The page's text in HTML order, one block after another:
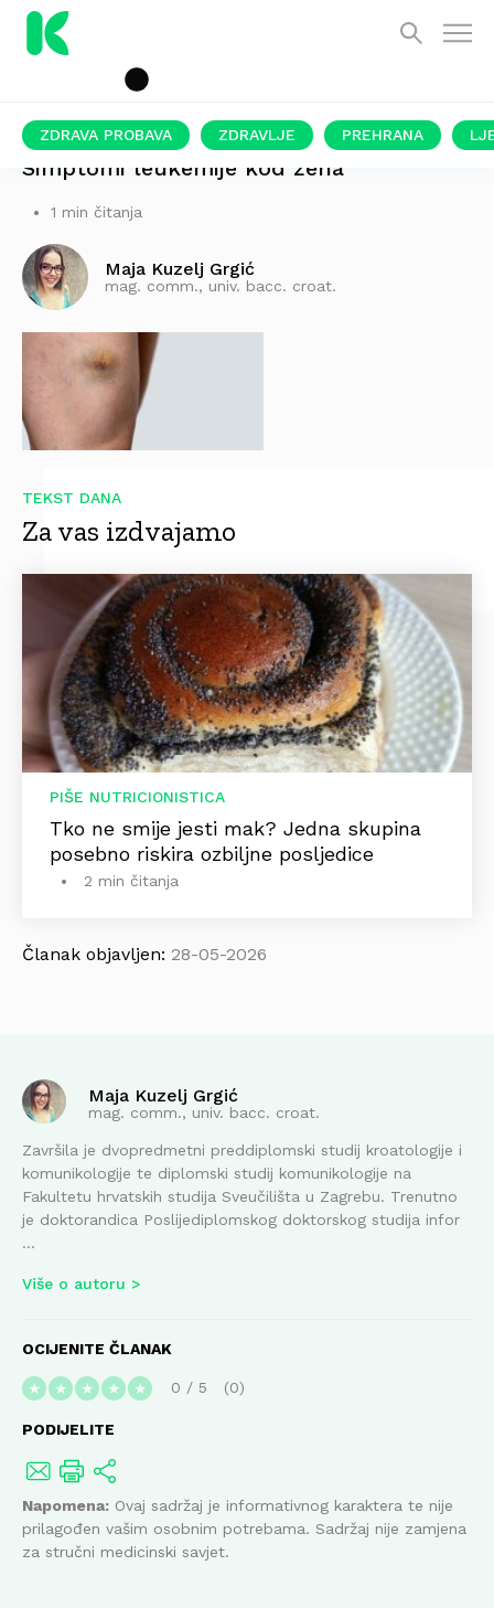
ZDRAVA PROBAVA ZDRAVLJE PREHRANA
Simptomi leukemije kod žena
1 min čitanja
Maja Kuzelj Grgić
mag. comm., univ. bacc. croat.
TEKST DANA
Za vas izdvajamo
PIŠE NUTRICIONISTICA
Tko ne smije jesti mak? Jedna skupina
posebno riskira ozbiljne posljedice
2 min čitanja
Članak objavljen: 28-05-2026
Maja Kuzelj Grgić
mag. comm., univ. bacc. croat.
Završila je dvopredmetni preddiplomski studij kroatologije i
komunikologije te diplomski studij komunikologije na
Fakultetu hrvatskih studija Sveučilišta u Zagrebu. Trenutno
je doktorandica Poslijediplomskog doktorskog studija infor
...
Više o autoru
OCIJENITE ČLANAK
★ ★ ★ ★ ★ 0 / 5 0
PODIJELITE
Napomena: Ovaj sadržaj je informativnog karaktera te nije
prilagođen vašim osobnim potrebama. Sadržaj nije zamjena
za stručni medicinski savjet.